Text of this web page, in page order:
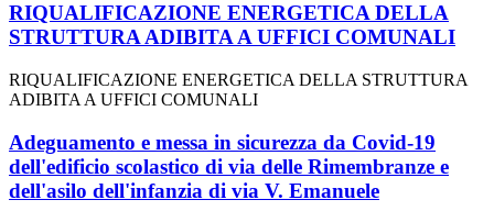
RIQUALIFICAZIONE ENERGETICA DELLA
STRUTTURA ADIBITA A UFFICI COMUNALI
RIQUALIFICAZIONE ENERGETICA DELLA STRUTTURA
ADIBITA A UFFICI COMUNALI
Adeguamento e messa in sicurezza da Covid-19
dell'edificio scolastico di via delle Rimembranze e
dell'asilo dell'infanzia di via V. Emanuele